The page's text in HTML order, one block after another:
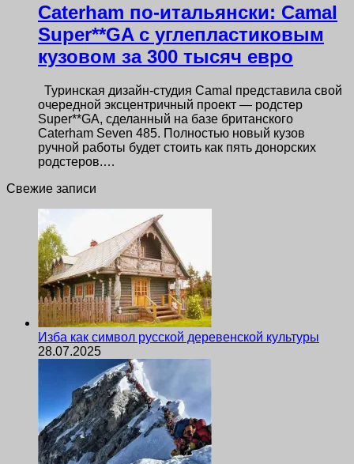
Caterham по-итальянски: Camal
Super**GA с углепластиковым
кузовом за 300 тысяч евро
Туринская дизайн-студия Camal представила свой
очередной эксцентричный проект — родстер
Super**GA, сделанный на базе британского
Caterham Seven 485. Полностью новый кузов
ручной работы будет стоить как пять донорских
родстеров.…
Свежие записи
Изба как символ русской деревенской культуры
28.07.2025